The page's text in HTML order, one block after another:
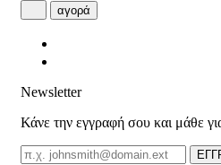
αγορά
Newsletter
Κάνε την εγγραφή σου και μάθε
Email